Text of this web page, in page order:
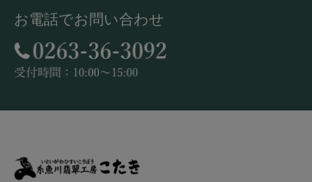
お電話でお問い合わせ